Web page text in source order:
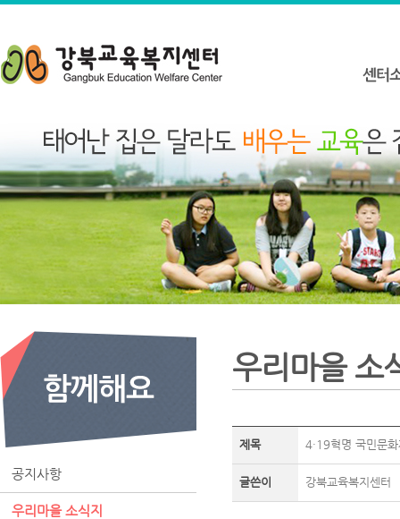
공지사항
우리마을 소식지
우리마을 소
제목 4·19혁명 국민문
글쓴이 강북교육복지센터